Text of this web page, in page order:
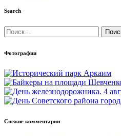
Search
Найти:
Фотографии
Свежие комментарии